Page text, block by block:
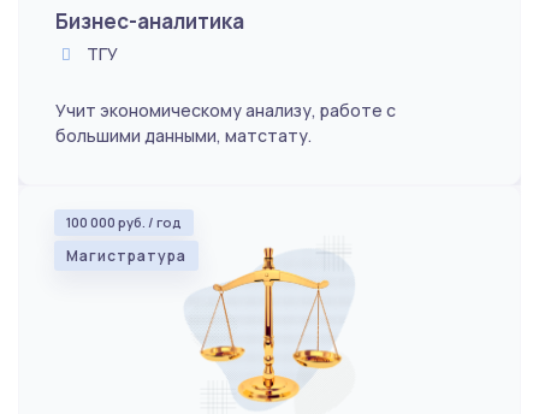
Бизнес-аналитика
ТГУ
Учит экономическому анализу, работе с
большими данными, матстату.
100 000 руб. / год
Магистратура